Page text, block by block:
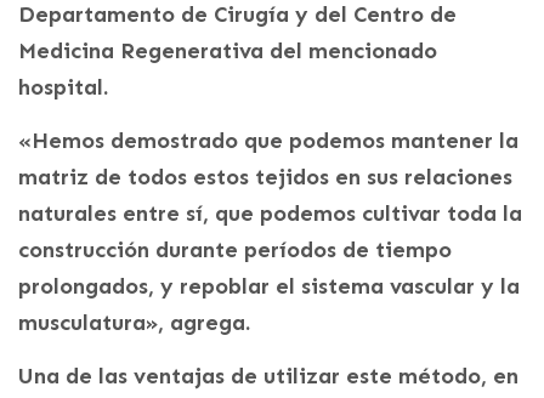
Departamento de Cirugía y del Centro de
Medicina Regenerativa del mencionado
hospital.
«Hemos demostrado que podemos mantener la
matriz de todos estos tejidos en sus relaciones
naturales entre sí, que podemos cultivar toda la
construcción durante períodos de tiempo
prolongados, y repoblar el sistema vascular y la
musculatura», agrega.
Una de las ventajas de utilizar este método, en